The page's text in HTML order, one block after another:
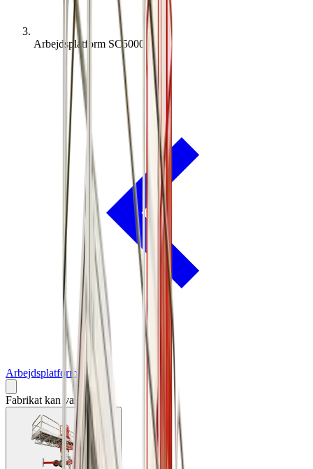
Arbejdsplatform SC5000
Arbejdsplatforme
Fabrikat kan variere